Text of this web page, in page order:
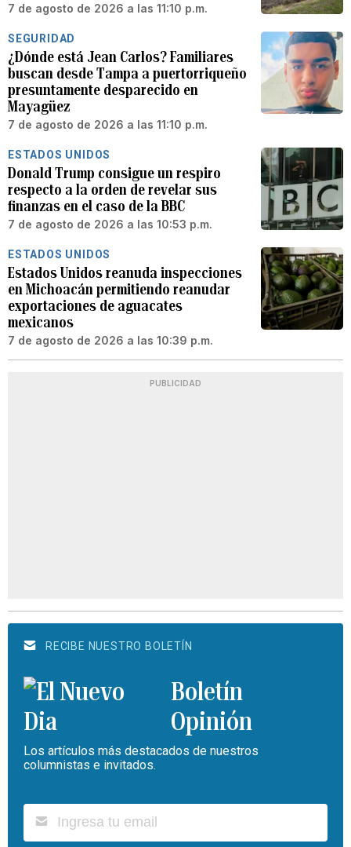
7 de agosto de 2026 a las 11:10 p.m.
SEGURIDAD
¿Dónde está Jean Carlos? Familiares
buscan desde Tampa a puertorriqueño
presuntamente desparecido en
Mayagüez
7 de agosto de 2026 a las 11:10 p.m.
ESTADOS UNIDOS
Donald Trump consigue un respiro
respecto a la orden de revelar sus
finanzas en el caso de la BBC
7 de agosto de 2026 a las 10:53 p.m.
ESTADOS UNIDOS
Estados Unidos reanuda inspecciones
en Michoacán permitiendo reanudar
exportaciones de aguacates
mexicanos
7 de agosto de 2026 a las 10:39 p.m.
PUBLICIDAD
RECIBE NUESTRO BOLETÍN
Boletín
Opinión
Los artículos más destacados de nuestros
columnistas e invitados.